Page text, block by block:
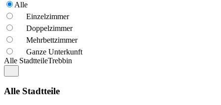
Alle
Einzelzimmer
Doppelzimmer
Mehrbettzimmer
Ganze Unterkunft
Alle StadtteileTrebbin
Alle Stadtteile